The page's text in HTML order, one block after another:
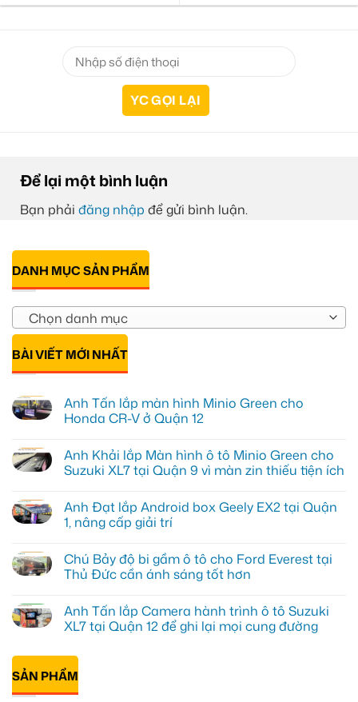
Để lại một bình luận
Bạn phải đăng nhập để gửi bình luận.
DANH MỤC SẢN PHẨM
Chọn danh mục
BÀI VIẾT MỚI NHẤT
Anh Tấn lắp màn hình Minio Green cho
Honda CR-V ở Quận 12
bình
luận
ở
lắp
màn
hình
cho
Honda
CR-
Quận
12
Anh Khải lắp Màn hình ô tô Minio Green cho
Suzuki XL7 tại Quận 9 vì màn zin thiếu tiện ích
bình
luận
ở
lắp
Màn
hình
Minio
Green
cho
Quận
9
vì
Anh Đạt lắp Android box Geely EX2 tại Quận
1, nâng cấp giải trí
bình
luận
ở
lắp
Android
box
Quận
1,
nâng
Chú Bảy độ bi gầm ô tô cho Ford Everest tại
Thủ Đức cần ánh sáng tốt hơn
bình
luận
ở
bi
gầm
ô
Anh Tấn lắp Camera hành trình ô tô Suzuki
XL7 tại Quận 12 để ghi lại mọi cung đường
có
luận
ở
Anh
SẢN PHẨM